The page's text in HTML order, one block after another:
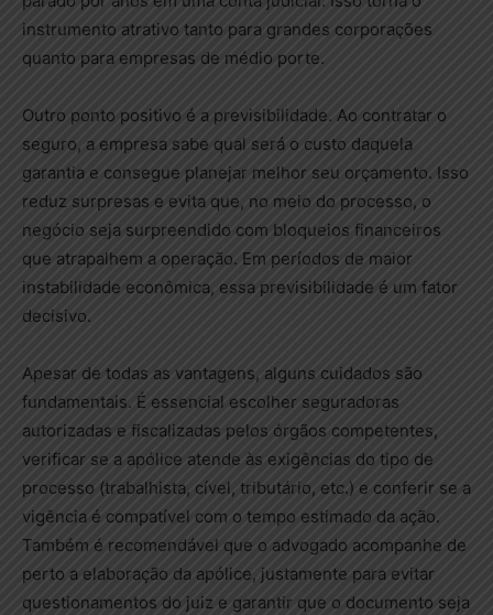
instrumento atrativo tanto para grandes corporações
quanto para empresas de médio porte.
Outro ponto positivo é a previsibilidade. Ao contratar o
seguro, a empresa sabe qual será o custo daquela
garantia e consegue planejar melhor seu orçamento. Isso
reduz surpresas e evita que, no meio do processo, o
negócio seja surpreendido com bloqueios financeiros
que atrapalhem a operação. Em períodos de maior
instabilidade econômica, essa previsibilidade é um fator
decisivo.
Apesar de todas as vantagens, alguns cuidados são
fundamentais. É essencial escolher seguradoras
autorizadas e fiscalizadas pelos órgãos competentes,
verificar se a apólice atende às exigências do tipo de
processo (trabalhista, cível, tributário, etc.) e conferir se a
vigência é compatível com o tempo estimado da ação.
Também é recomendável que o advogado acompanhe de
perto a elaboração da apólice, justamente para evitar
questionamentos do juiz e garantir que o documento seja